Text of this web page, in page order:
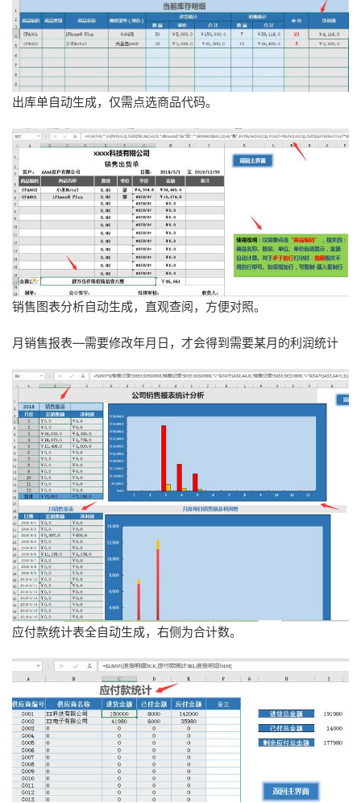
出库单自动生成，仅需点选商品代码。
销售图表分析自动生成，直观查阅，方便对照。
月销售报表—需要修改年月日，才会得到需要某月的利润统计
应付款统计表全自动生成，右侧为合计数。